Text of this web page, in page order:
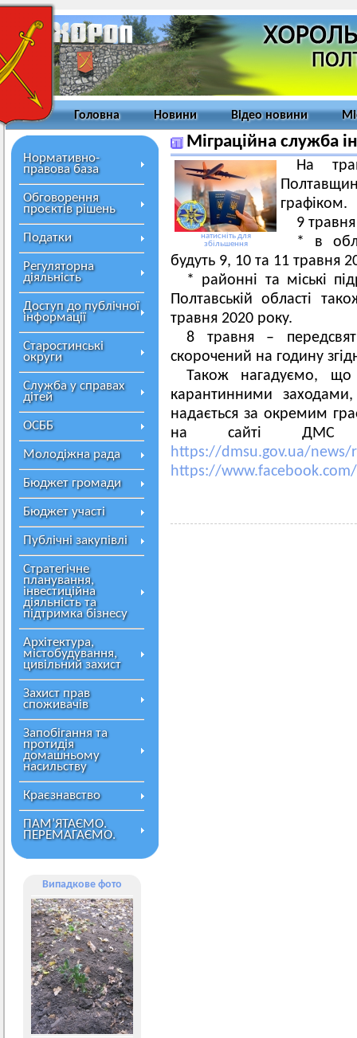
Головна Новини Відео новини
Нормативно-
правова база
Обговорення
проєктів рішень
Податки
Регуляторна
діяльність
Доступ до публічної
інформації
Старостинські
округи
Служба у справах
дітей
ОСББ
Молодіжна рада
Бюджет громади
Бюджет участі
Публічні закупівлі
Стратегічне
планування,
інвестиційна
діяльність та
підтримка бізнесу
Архітектура,
містобудування,
цивільний захист
Захист прав
споживачів
Запобігання та
протидія
домашньому
насильству
Краєзнавство
ПАМ’ЯТАЄМО.
ПЕРЕМАГАЄМО.
Випадкове фото
Міграційна служба
натисніть для
збільшення
На
графіком.
9
* в
будуть 9, 10 та 11 травня
* районні та міські
Полтавській області
травня 2020 року.
8 травня –
скорочений на годину
Також нагадуємо, що
карантинними заходами,
надається за окремим
на сайті ДМС
https://dmsu.gov.ua/news/
https://